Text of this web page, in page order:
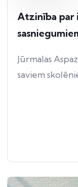
Atzinība par
Jūrmalas
saviem